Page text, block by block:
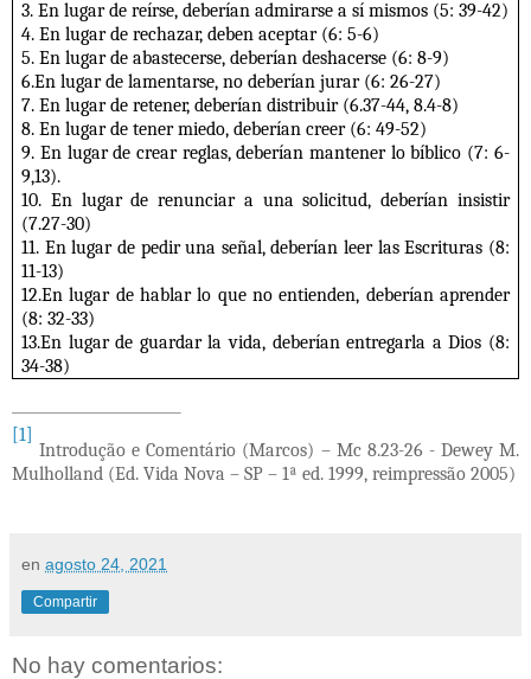
3. En lugar de reírse, deberían admirarse a sí mismos (5: 39-42)
4. En lugar de rechazar, deben aceptar (6: 5-6)
5. En lugar de abastecerse, deberían deshacerse (6: 8-9)
6.En lugar de lamentarse, no deberían jurar (6: 26-27)
7. En lugar de retener, deberían distribuir (6.37-44, 8.4-8)
8. En lugar de tener miedo, deberían creer (6: 49-52)
9. En lugar de crear reglas, deberían mantener lo bíblico (7: 6-
9,13).
10. En lugar de renunciar a una solicitud, deberían insistir
(7.27-30)
11. En lugar de pedir una señal, deberían leer las Escrituras (8:
11-13)
12.En lugar de hablar lo que no entienden, deberían aprender
(8: 32-33)
13.En lugar de guardar la vida, deberían entregarla a Dios (8:
34-38)
[1]
Introdução e Comentário (Marcos) – Mc 8.23-26 - Dewey M.
Mulholland (Ed. Vida Nova – SP – 1ª ed. 1999, reimpressão 2005)
en agosto 24, 2021
Compartir
No hay comentarios: